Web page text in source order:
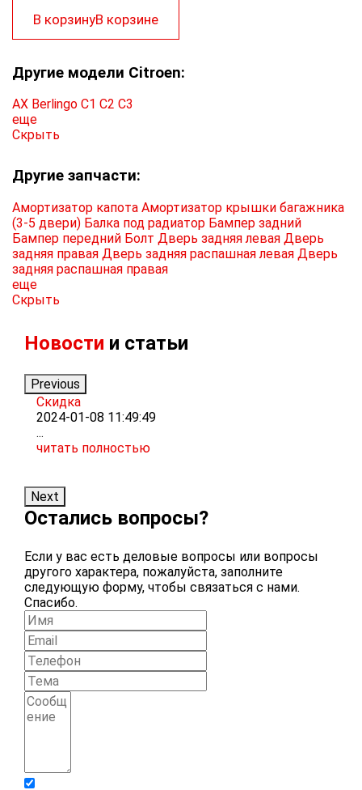
В корзинуВ корзине
Другие модели Citroen:
AX Berlingo C1 C2 C3
еще
Скрыть
Другие запчасти:
Амортизатор капота Амортизатор крышки багажника
(3-5 двери) Балка под радиатор Бампер задний
Бампер передний Болт Дверь задняя левая Дверь
задняя правая Дверь задняя распашная левая Дверь
задняя распашная правая
еще
Скрыть
Новости и статьи
Previous
Скидка
2024-01-08 11:49:49
...
читать полностью
Next
Остались вопросы?
Если у вас есть деловые вопросы или вопросы
другого характера, пожалуйста, заполните
следующую форму, чтобы связаться с нами.
Спасибо.